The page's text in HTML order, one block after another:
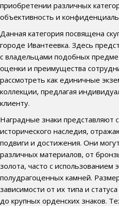
приобретении различных
объективность и
Данная категория посвящена
городе Ивантеевка. Здесь
с владельцами подобных
оценки и преимущества
рассмотреть как единичные
коллекции, предлагая
клиенту.
Наградные знаки представляют
исторического наследия,
подвиги и достижения. Они
различных материалов, от
золота, часто с использованием
полудрагоценных камней.
зависимости от их типа и
до крупных орденских знаков.